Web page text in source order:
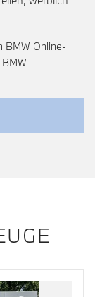
zur
BMW Online-
Widerruf der